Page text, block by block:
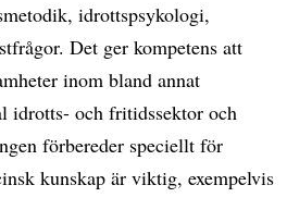
idrottspsykologi,
Det ger kompetens att
inom bland annat
idrotts- och fritidssektor och
förbereder speciellt för
kunskap är viktig, exempelvis